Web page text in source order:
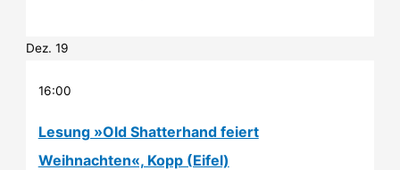
Dez.19
16:00
Lesung »Old Shatterhand feiert
Weihnachten«, Kopp (Eifel)